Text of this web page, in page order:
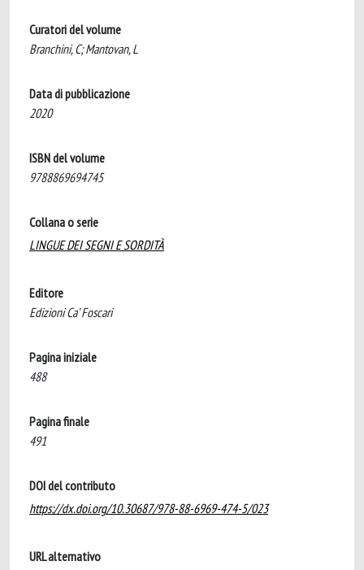
Curatori del volume
Branchini, C; Mantovan, L
Data di pubblicazione
2020
ISBN del volume
9788869694745
Collana o serie
LINGUE DEI SEGNI E SORDITÀ
Editore
Edizioni Ca’ Foscari
Pagina iniziale
488
Pagina finale
491
DOI del contributo
https://dx.doi.org/10.30687/978-88-6969-474-5/023
URL alternativo